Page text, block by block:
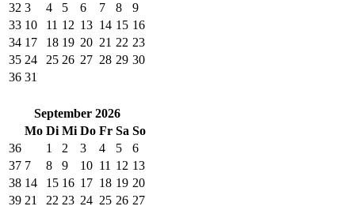
32 3 4 5 6 7 8
9
33 10 11 12 13 14 15 16
34 17 18 19 20 21 22 23
35 24 25 26 27 28 29 30
36 31
September 2026
Mo Di Mi Do Fr Sa So
36
1 2 3 4 5
6
37 7 8 9 10 11 12 13
38 14 15 16 17 18 19 20
39 21 22 23 24 25 26 27